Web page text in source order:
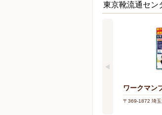
東京靴流通セン
ワークマン
〒369-1872 埼